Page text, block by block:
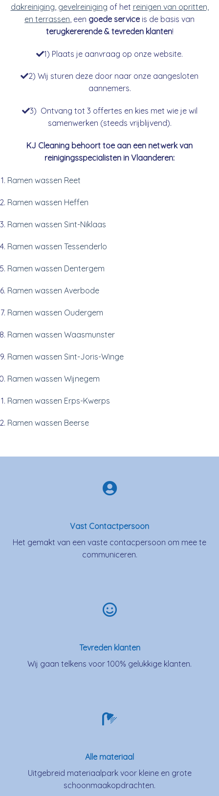
dakreiniging gevelreiniging of het reinigen van opritten,
en terrassen , een goede serviceis de basis van
terugkererende & tevreden klanten!
1) Plaats je aanvraag op onze website.
2) Wij sturen deze door naar onze aangesloten
aannemers.
3) Ontvang tot 3 offertes en kies met wie je wil
samenwerken (steeds vrijblijvend).
KJ Cleaning behoort toe aan een netwerk van
reinigingsspecialisten in Vlaanderen:
Ramen wassen Reet
Ramen wassen Heffen
Ramen wassen Sint-Niklaas
Ramen wassen Tessenderlo
Ramen wassen Dentergem
Ramen wassen Averbode
Ramen wassen Oudergem
Ramen wassen Waasmunster
Ramen wassen Sint-Joris-Winge
Ramen wassen Wijnegem
Ramen wassen Erps-Kwerps
Ramen wassen Beerse
Vast Contactpersoon
Het gemakt van een vaste contacpersoon om mee te
communiceren.
Tevreden klanten
Wij gaan telkens voor 100% gelukkige klanten.
Alle materiaal
Uitgebreid materiaalpark voor kleine en grote
schoonmaakopdrachten.